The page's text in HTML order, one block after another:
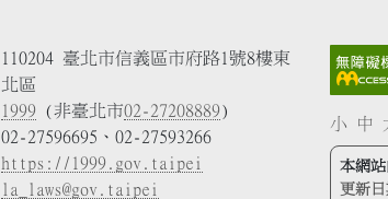
110204 臺北市信義區市府路1號8樓東
北區
1999 (非臺北市02-27208889)
02-27596695、02-27593266
https://1999.gov.taipei
la_laws@gov.taipei
小 中
本網
更新日